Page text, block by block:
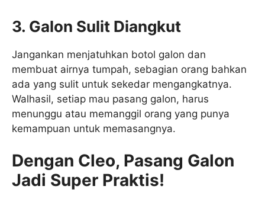
3. Galon Sulit Diangkut
Jangankan menjatuhkan botol galon dan
membuat airnya tumpah, sebagian orang bahkan
ada yang sulit untuk sekedar mengangkatnya.
Walhasil, setiap mau pasang galon, harus
menunggu atau memanggil orang yang punya
kemampuan untuk memasangnya.
Dengan Cleo, Pasang Galon
Jadi Super Praktis!